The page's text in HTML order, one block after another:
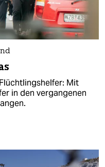
Mit
in den vergangenen